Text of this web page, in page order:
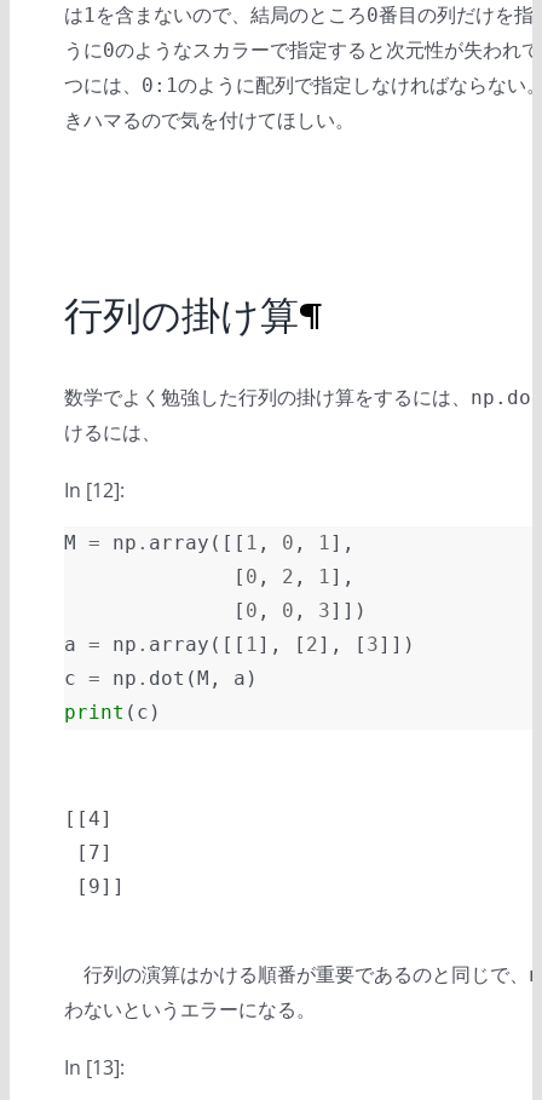
は1を含まないので、結局のところ0番目の列だけを指
うに0のようなスカラーで指定すると次元性が失われ
つには、
0:1のように配列で指定しなければならない
きハマるので気を付けてほしい。
行列の掛け算¶
数学でよく勉強した行列の掛け算をするには、 np.dot
けるには、
In [12]:
M = np . array ([[ 1 , 0 , 1],
[ 0 , 2 , 1],
[ 0 , 0 , 3]])
a = np . array ([[ 1], [ 2], [ 3]])
c = np . dot ( M , a )
print ( c )
[[4]
[7]
行列の演算はかける順番が重要であるのと同じで、
わないというエラーになる。
In [13]: